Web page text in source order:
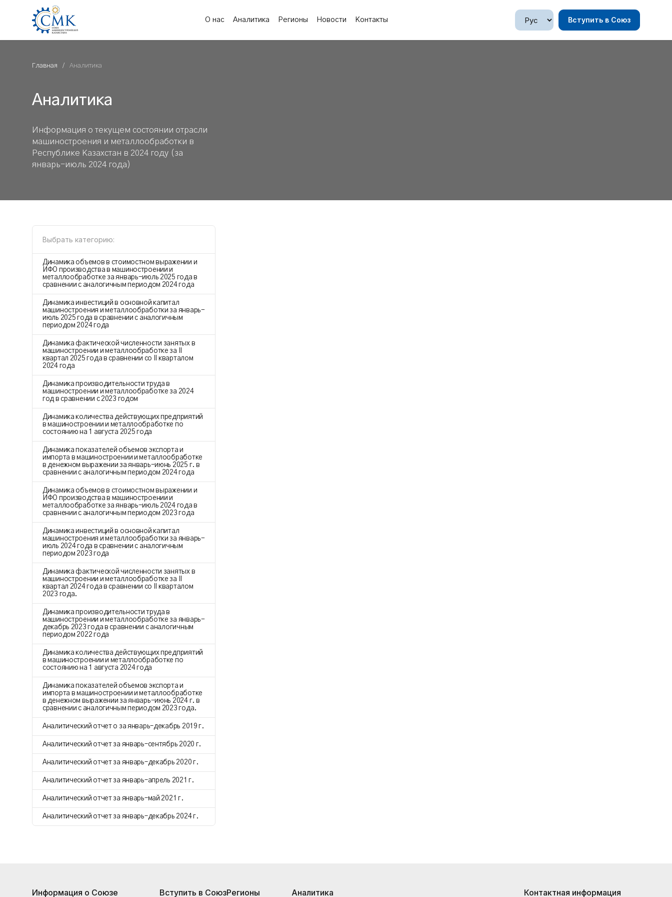
О нас Аналитика Регионы Новости Контакты Вступить в Союз
Главная Аналитика
Аналитика
Информация о текущем состоянии отрасли
машиностроения и металлообработки в
Республике Казахстан в 2024 году (за
январь-июль 2024 года)
Выбрать категорию:
Динамика объемов в стоимостном выражении и
ИФО производства в машиностроении и
металлообработке за январь-июль 2025 года в
сравнении с аналогичным периодом 2024 года
Динамика инвестиций в основной капитал
машиностроения и металлообработки за январь-
июль 2025 года в сравнении с аналогичным
периодом 2024 года
Динамика фактической численности занятых в
машиностроении и металлообработке за II
квартал 2025 года в сравнении со II кварталом
2024 года
Динамика производительности труда в
машиностроении и металлообработке за 2024
год в сравнении с 2023 годом
Динамика количества действующих предприятий
в машиностроении и металлообработке по
состоянию на 1 августа 2025 года
Динамика показателей объемов экспорта и
импорта в машиностроении и металлообработке
в денежном выражении за январь-июнь 2025 г. в
сравнении с аналогичным периодом 2024 года
Динамика объемов в стоимостном выражении и
ИФО производства в машиностроении и
металлообработке за январь-июль 2024 года в
сравнении с аналогичным периодом 2023 года
Динамика инвестиций в основной капитал
машиностроения и металлообработки за январь-
июль 2024 года в сравнении с аналогичным
периодом 2023 года
Динамика фактической численности занятых в
машиностроении и металлообработке за II
квартал 2024 года в сравнении со II кварталом
2023 года.
Динамика производительности труда в
машиностроении и металлообработке за январь-
декабрь 2023 года в сравнении с аналогичным
периодом 2022 года
Динамика количества действующих предприятий
в машиностроении и металлообработке по
состоянию на 1 августа 2024 года
Динамика показателей объемов экспорта и
импорта в машиностроении и металлообработке
в денежном выражении за январь-июнь 2024 г. в
сравнении с аналогичным периодом 2023 года.
Аналитический отчет о за январь–декабрь 2019 г.
Аналитический отчет за январь–сентябрь 2020 г.
Аналитический отчет за январь–декабрь 2020 г.
Аналитический отчет за январь–апрель 2021 г.
Аналитический отчет за январь–май 2021 г.
Аналитический отчет за январь–декабрь 2024 г.
Информация о Союзе Вступить в СоюзРегионы Аналитика Контактная информация